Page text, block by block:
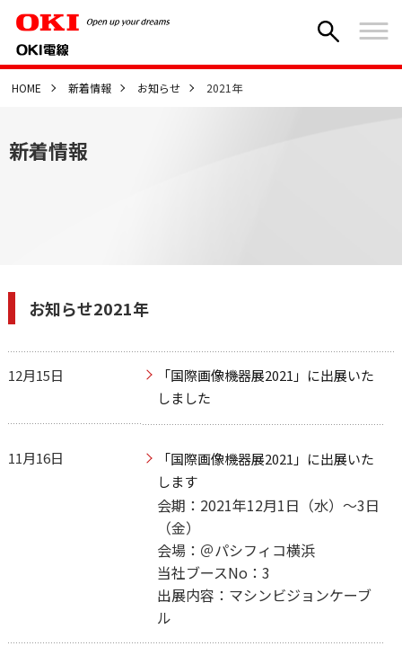
HOME 新着情報 お知らせ 2021年
新着情報
お知らせ2021年
12月15日
「国際画像機器展2021」に出展いた
しました
11月16日
「国際画像機器展2021」に出展いた
します
会期：2021年12月1日（水）～3日
（金）
会場：＠パシフィコ横浜
当社ブースNo：3
出展内容：マシンビジョンケーブ
ル